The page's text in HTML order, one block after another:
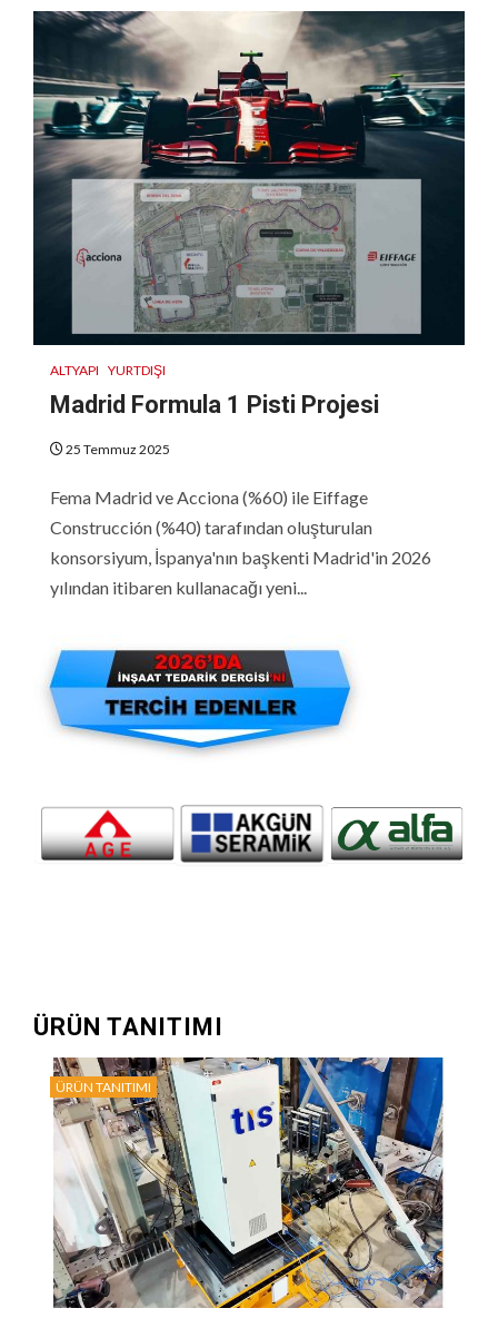
ALTYAPI YURTDIŞI
Madrid Formula 1 Pisti Projesi
25 Temmuz 2025
Fema Madrid ve Acciona (%60) ile Eiffage
Construcción (%40) tarafından oluşturulan
konsorsiyum, İspanya'nın başkenti Madrid'in 2026
yılından itibaren kullanacağı yeni...
ÜRÜN TANITIMI
ÜRÜN TANITIMI